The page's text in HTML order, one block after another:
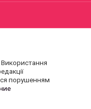
порушенням